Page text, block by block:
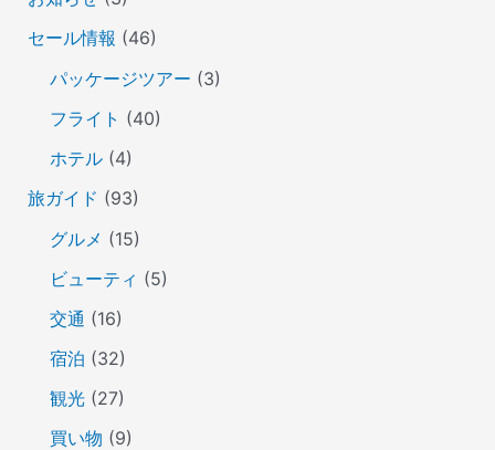
セール情報 (46)
パッケージツアー (3)
フライト (40)
ホテル(4)
旅ガイド (93)
グルメ (15)
ビューティ (5)
交通 (16)
宿泊 (32)
観光(27)
買い物 (9)